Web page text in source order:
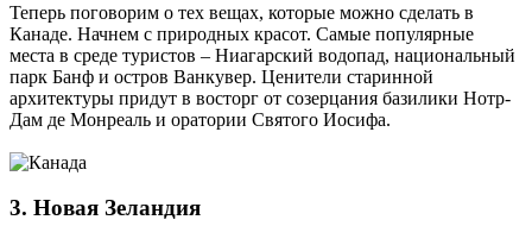
Теперь поговорим о тех вещах, которые можно сделать в
Канаде. Начнем с природных красот. Самые популярные
места в среде туристов – Ниагарский водопад, национальный
парк Банф и остров Ванкувер. Ценители старинной
архитектуры придут в восторг от созерцания базилики Нотр-
Дам де Монреаль и оратории Святого Иосифа.
3. Новая Зеландия